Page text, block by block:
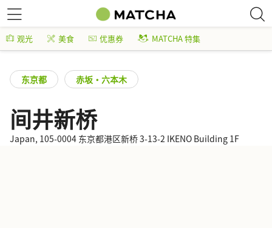
观光 美食 优惠券 MATCHA 特集
东京都 赤坂・六本木
间井新桥
Japan, 105-0004 东京都港区新桥 3-13-2 IKENO Building 1F